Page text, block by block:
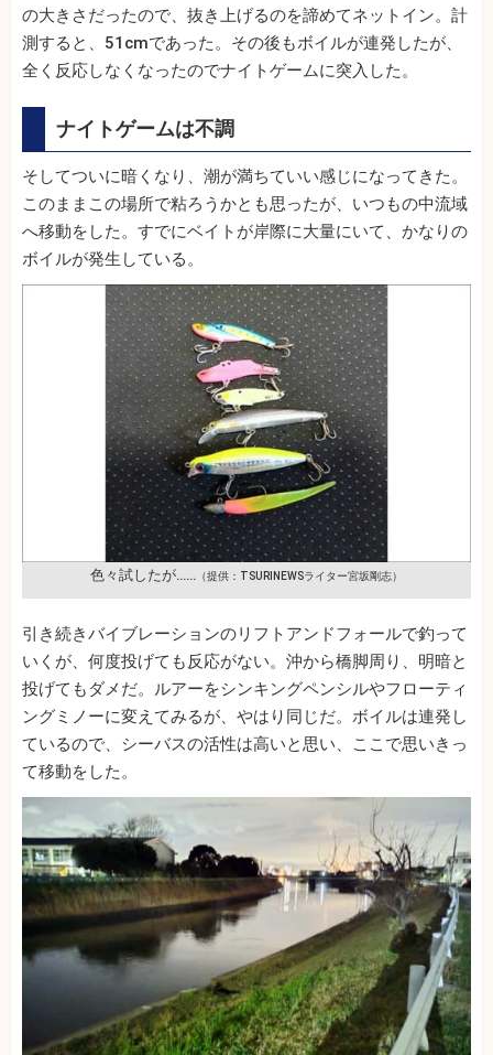
の大きさだったので、抜き上げるのを諦めてネットイン。計
測すると、51cmであった。その後もボイルが連発したが、
全く反応しなくなったのでナイトゲームに突入した。
ナイトゲームは不調
そしてついに暗くなり、潮が満ちていい感じになってきた。
このままこの場所で粘ろうかとも思ったが、いつもの中流域
へ移動をした。すでにベイトが岸際に大量にいて、かなりの
ボイルが発生している。
色々試したが…… （提供：TSURINEWSライター宮坂剛志）
引き続きバイブレーションのリフトアンドフォールで釣って
いくが、何度投げても反応がない。沖から橋脚周り、明暗と
投げてもダメだ。ルアーをシンキングペンシルやフローティ
ングミノーに変えてみるが、やはり同じだ。ボイルは連発し
ているので、シーバスの活性は高いと思い、ここで思いきっ
て移動をした。